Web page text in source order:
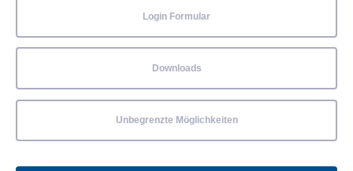
Login Formular
Downloads
Unbegrenzte Möglichkeiten